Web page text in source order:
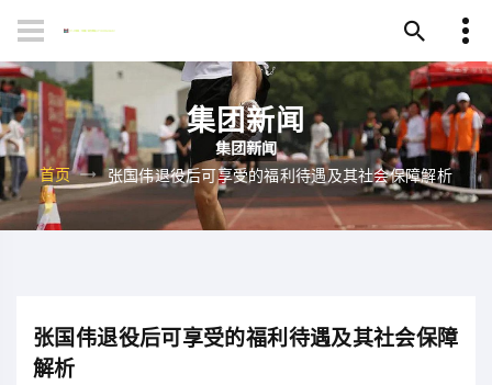
集团新闻
首页 张国伟退役后可享受的福利待遇及其社会保障解析
张国伟退役后可享受的福利待遇及其社会保障
解析